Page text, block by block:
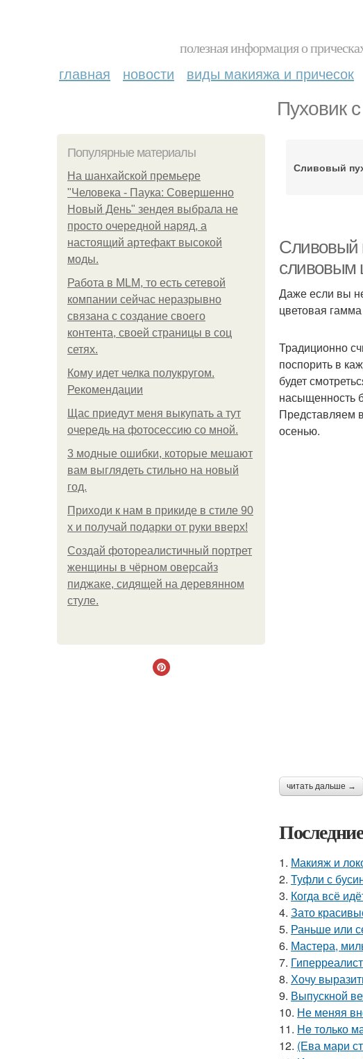
полезная информация о
главная новости виды макияжа и причесок
Пуховик
Популярные материалы
На шанхайской премьере
"Человека - Паука: Совершенно
Новый День" зендея выбрала не
просто очередной наряд, а
настоящий артефакт высокой
моды.
Работа в MLM, то есть сетевой
компании сейчас неразрывно
связана с создание своего
контента, своей страницы в соц
сетях.
Кому идет челка полукругом.
Рекомендации
Щас приедут меня выкупать а тут
очередь на фотосессию со мной.
3 модные ошибки, которые мешают
вам выглядеть стильно на новый
год.
Приходи к нам в прикиде в стиле 90
х и получай подарки от руки вверх!
Создай фотореалистичный портрет
женщины в чёрном оверсайз
пиджаке, сидящей на деревянном
стуле.
Сливовый
Сливовый
сливовым
Даже если вы
цветовая
Традиционно
поспорить в
будет
насыщенность
Представляем
осенью.
читать дальше →
1. Макияж и
2. Туфли с
3. Когда всё
4. Зато
5. Раньше или
6. Мастера,
7.
8. Хочу
9. Выпускной
10. Не меняя
11. He только
12. (Ева мари